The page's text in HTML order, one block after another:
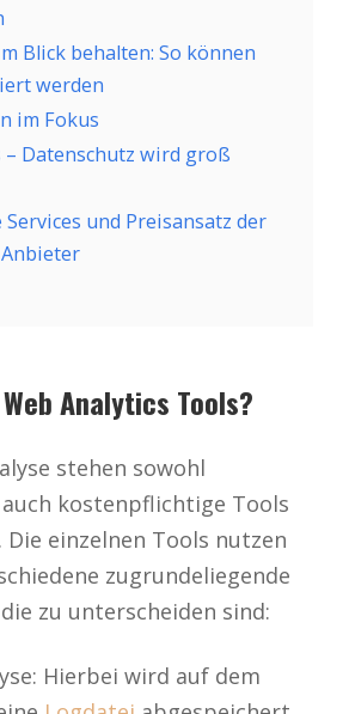
Blick behalten: So können
werden
im Fokus
– Datenschutz wird groß
Services und Preisansatz der
Analytics Tools?
stehen sowohl
kostenpflichtige Tools
einzelnen Tools nutzen
zugrundeliegende
zu unterscheiden sind:
Hierbei wird auf dem